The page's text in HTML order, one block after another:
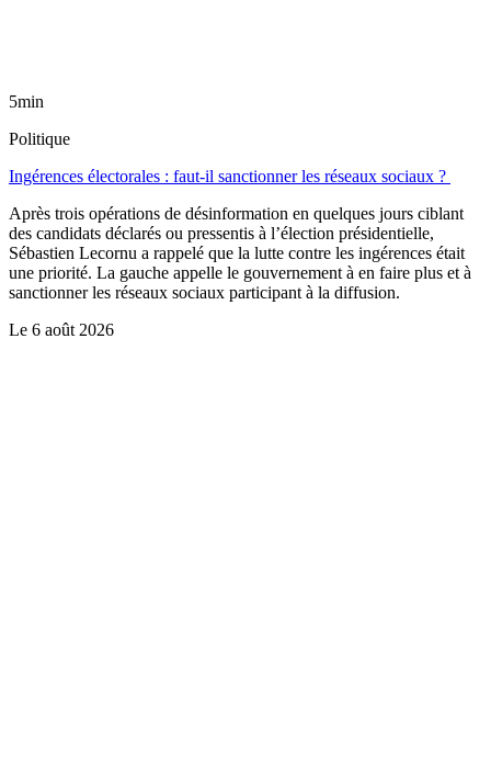
5min
Politique
Ingérences électorales : faut-il sanctionner les réseaux sociaux ?
Après trois opérations de désinformation en quelques jours ciblant
des candidats déclarés ou pressentis à l’élection présidentielle,
Sébastien Lecornu a rappelé que la lutte contre les ingérences était
une priorité. La gauche appelle le gouvernement à en faire plus et à
sanctionner les réseaux sociaux participant à la diffusion.
Le 6 août 2026